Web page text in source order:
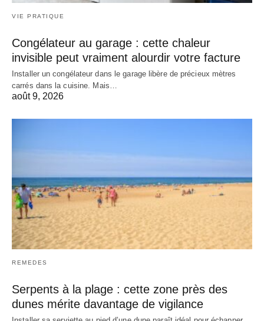
VIE PRATIQUE
Congélateur au garage : cette chaleur
invisible peut vraiment alourdir votre facture
Installer un congélateur dans le garage libère de précieux mètres
carrés dans la cuisine. Mais…
août 9, 2026
REMEDES
Serpents à la plage : cette zone près des
dunes mérite davantage de vigilance